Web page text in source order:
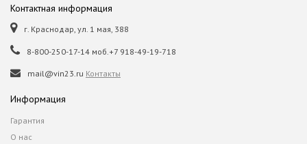
Контактная информация
г. Краснодар, ул. 1 мая, 388
8-800-250-17-14 моб.+7 918-49-19-718
mail@vin23.ru Контакты
Информация
Гарантия
О нас